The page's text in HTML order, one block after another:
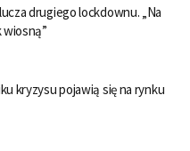
drugiego lockdownu. „Na
wiosną”
kryzysu pojawią się na rynku